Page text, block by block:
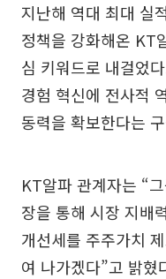
지난해 역대 최대 실
정책을 강화해온 KT
심 키워드로 내걸었
경험 혁신에 전사적
동력을 확보한다는
KT알파 관계자는 “
장을 통해 시장 지배
개선세를 주주가치
여 나가겠다”고 밝혔